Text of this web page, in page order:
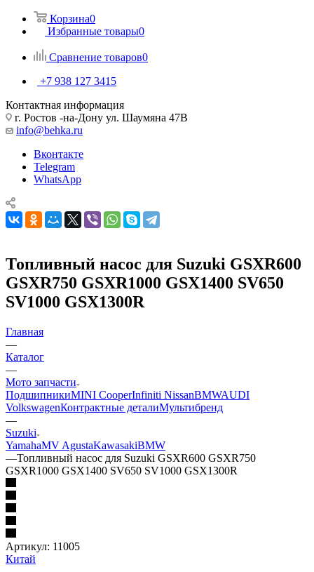
Корзина0
Избранные товары0
Сравнение товаров0
+7 938 127 3415
Контактная информация
г. Ростов -на-Дону ул. Шаумяна 47В
info@behka.ru
Вконтакте
Telegram
WhatsApp
Топливный насос для Suzuki GSXR600
GSXR750 GSXR1000 GSX1400 SV650
SV1000 GSX1300R
Главная
—
Каталог
—
Мото запчасти
ПодшипникиMINI CooperInfiniti NissanBMWAUDI
VolkswagenКонтрактные деталиМультибренд
—
Suzuki
YamahaMV AgustaKawasakiBMW
—Топливный насос для Suzuki GSXR600 GSXR750
GSXR1000 GSX1400 SV650 SV1000 GSX1300R
Артикул: 11005
Китай